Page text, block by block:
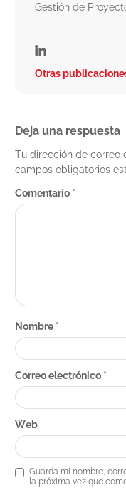
Gestión de
Otras
Deja una respuesta
Tu dirección de correo
campos obligatorios
Comentario *
Nombre *
Correo electrónico *
Web
Guarda mi nombre,
la próxima vez que